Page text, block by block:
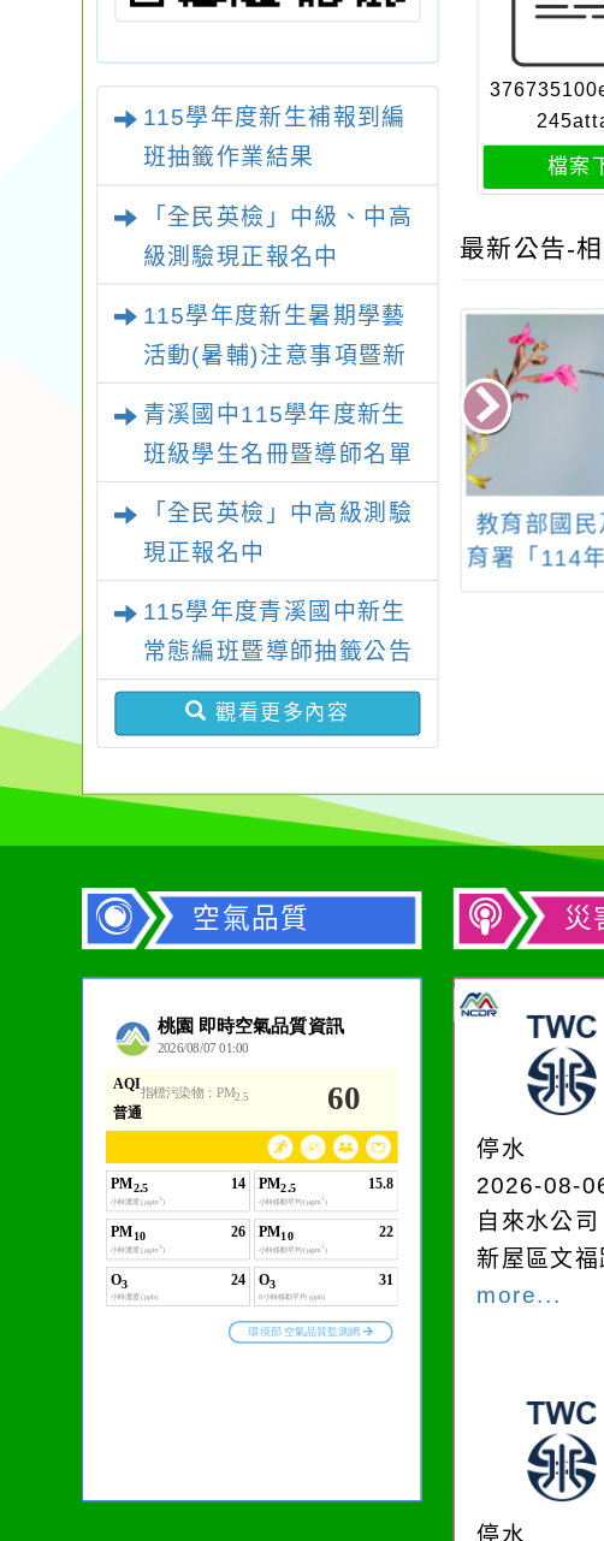
115學年度新生補報到編
班抽籤作業結果
「全民英檢」中級、中高
級測驗現正報名中
115學年度新生暑期學藝
活動(暑輔)注意事項暨新
青溪國中115學年度新生
班級學生名冊暨導師名單
「全民英檢」中高級測驗
現正報名中
115學年度青溪國中新生
常態編班暨導師抽籤公告
觀看更多內容
檔案
最新公告-
年度中小學
業學習社群召
訓課程
教育部國民及學前教
育署「114年中小學媒
計畫」1份
桃園市大成
及科技中心
空氣品質 災
停水
2026-08-
自來水公司
新屋區文
more...
停水
一杯清水因滴入一滴污
水而變污濁，一杯污水
卻不會因一滴清水的存
在而變清澈。
生